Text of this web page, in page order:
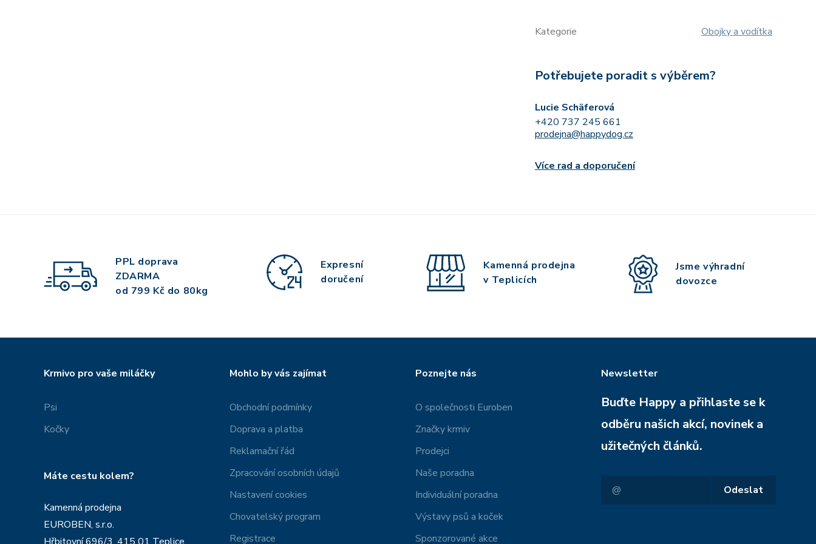
Kategorie Obojky a vodítka
Potřebujete poradit s výběrem?
Lucie Schäferová
+420 737 245 661
prodejna@happydog.cz
Více rad a doporučení
PPL doprava
ZDARMA
od 799 Kč do 80kg
Expresní
doručení
Kamenná prodejna
v Teplicích
Jsme výhradní
dovozce
Krmivo pro vaše miláčky
Psi
Kočky
Máte cestu kolem?
Kamenná prodejna
EUROBEN, s.r.o.
Hřbitovní 696/3, 415 01 Teplice
Mohlo by vás zajímat
Obchodní podmínky
Doprava a platba
Reklamační řád
Zpracování osobních údajů
Nastavení cookies
Chovatelský program
Registrace
Poznejte nás
O společnosti Euroben
Značky krmiv
Prodejci
Naše poradna
Individuální poradna
Výstavy psů a koček
Sponzorované akce
Newsletter
Buďte Happy a přihlaste se k
odběru našich akcí, novinek a
užitečných článků.
Odeslat